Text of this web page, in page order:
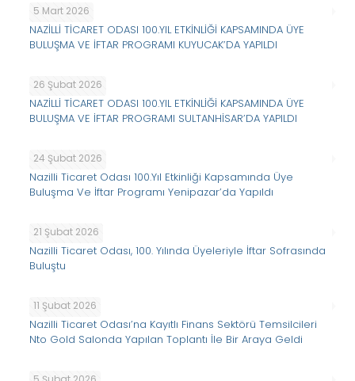
5 Mart 2026
NAZİLLİ TİCARET ODASI 100.YIL ETKİNLİĞİ KAPSAMINDA ÜYE
BULUŞMA VE İFTAR PROGRAMI KUYUCAK’DA YAPILDI
26 Şubat 2026
NAZİLLİ TİCARET ODASI 100.YIL ETKİNLİĞİ KAPSAMINDA ÜYE
BULUŞMA VE İFTAR PROGRAMI SULTANHİSAR’DA YAPILDI
24 Şubat 2026
Nazilli Ticaret Odası 100.Yıl Etkinliği Kapsamında Üye
Buluşma Ve İftar Programı Yenipazar’da Yapıldı
21 Şubat 2026
Nazilli Ticaret Odası, 100. Yılında Üyeleriyle İftar Sofrasında
Buluştu
11 Şubat 2026
Nazilli Ticaret Odası’na Kayıtlı Finans Sektörü Temsilcileri
Nto Gold Salonda Yapılan Toplantı İle Bir Araya Geldi